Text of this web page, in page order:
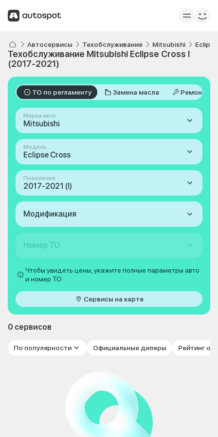
Автосервисы Техобслуживание Mitsubishi
Техобслуживание Mitsubishi Eclipse Cross I
(2017-2021)
ТО по регламенту Замена масла Ремонт
Марка авто
Mitsubishi
Модель
Eclipse Cross
Поколение
2017-2021 (I)
Модификация
Номер ТО
Чтобы увидеть цены, укажите полные параметры авто
и номер ТО
Сервисы на карте
0 сервисов
По популярности Официальные дилеры Рейтинг